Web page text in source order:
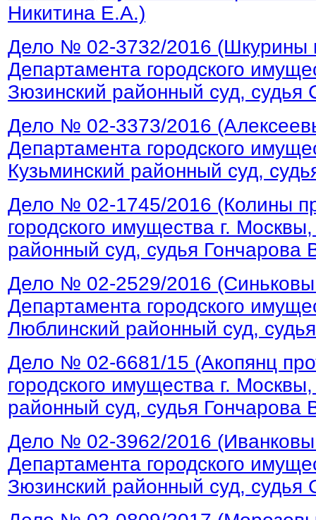
Никитина Е.А.)
Дело № 02-3732/2016 (Шкурины
Департамента городского
Зюзинский районный суд, судья
Дело № 02-3373/2016
Департамента городского
Кузьминский районный суд,
Дело № 02-1745/2016 (Колины
городского имущества г.
районный суд, судья Гончарова
Дело № 02-2529/2016 (Синьковы
Департамента городского
Люблинский районный суд,
Дело № 02-6681/15 (Акопянц
городского имущества г.
районный суд, судья Гончарова
Дело № 02-3962/2016 (Иванковы
Департамента городского
Зюзинский районный суд, судья